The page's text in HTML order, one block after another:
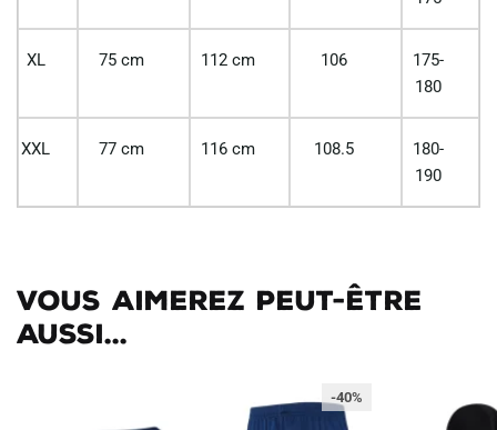
XL 75 cm 112 cm 106
175-
180
XXL 77 cm 116 cm 108.5
180-
190
Vous aimerez peut-être
aussi...
-40%